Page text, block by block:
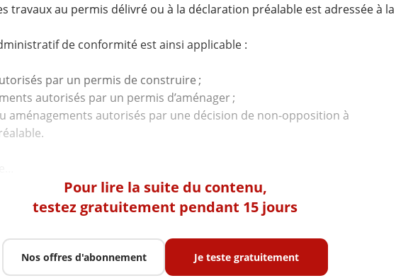
travaux au permis délivré ou à la déclaration préalable est adressée à la
de conformité est ainsi applicable :
par un permis de construire ;
autorisés par un permis d’aménager ;
aménagements autorisés par une décision de non-opposition à
Pour lire la suite du contenu,
testez gratuitement pendant 15 jours
Nos offres d'abonnement Je teste gratuitement